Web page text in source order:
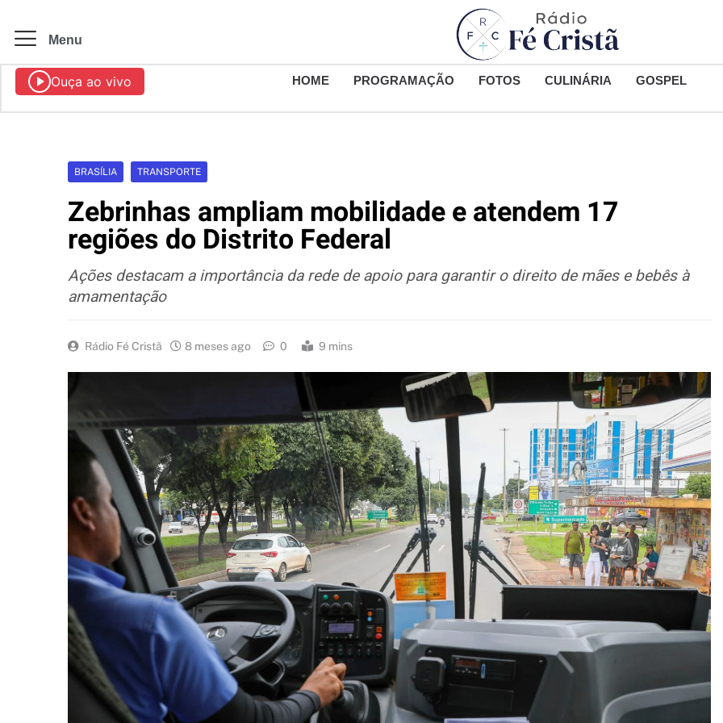
Menu
Ouça ao vivo HOME PROGRAMAÇÃO FOTOS CULINÁRIA GOSPEL
BRASÍLIA TRANSPORTE
Zebrinhas ampliam mobilidade e atendem 17
regiões do Distrito Federal
Ações destacam a importância da rede de apoio para garantir o direito de mães e bebês à
amamentação
Rádio Fé Cristã 8 meses ago 0 9 mins